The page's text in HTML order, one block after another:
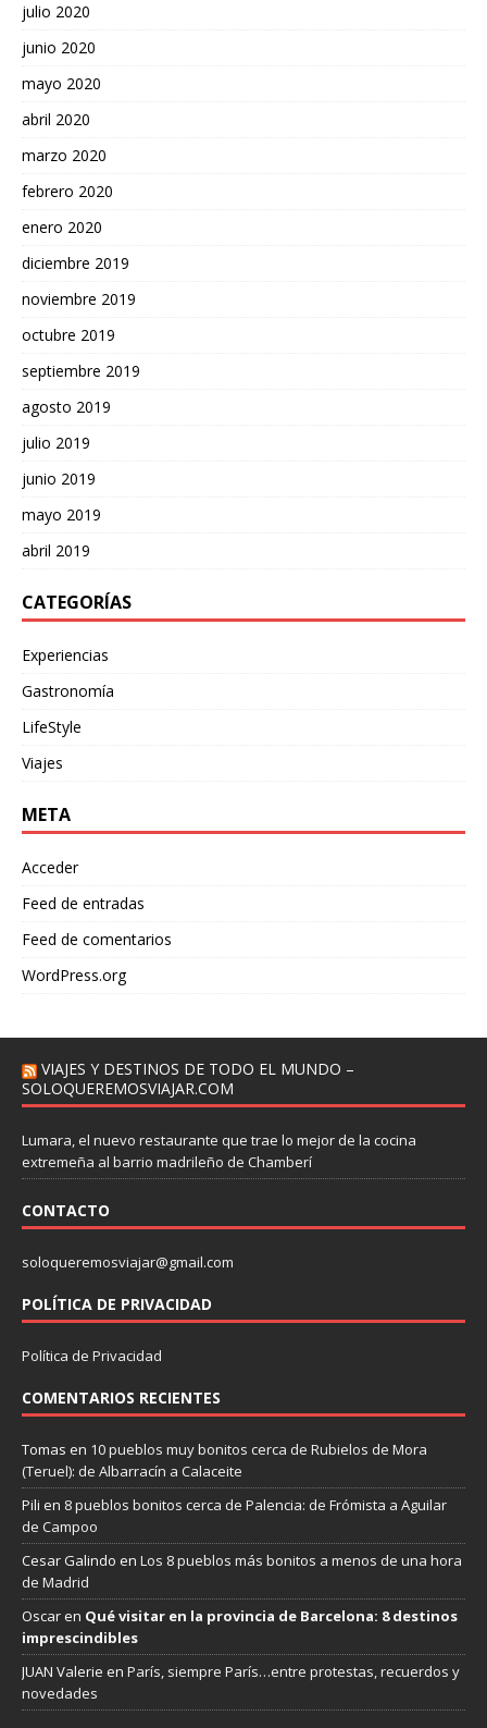
julio 2020
junio 2020
mayo 2020
abril 2020
marzo 2020
febrero 2020
enero 2020
diciembre 2019
noviembre 2019
octubre 2019
septiembre 2019
agosto 2019
julio 2019
junio 2019
mayo 2019
abril 2019
CATEGORÍAS
Experiencias
Gastronomía
LifeStyle
Viajes
META
Acceder
Feed de entradas
Feed de comentarios
WordPress.org
VIAJES Y DESTINOS DE TODO EL MUNDO –
SOLOQUEREMOSVIAJAR.COM
Lumara, el nuevo restaurante que trae lo mejor de la cocina
extremeña al barrio madrileño de Chamberí
CONTACTO
soloqueremosviajar@gmail.com
POLÍTICA DE PRIVACIDAD
Política de Privacidad
COMENTARIOS RECIENTES
Tomas en 10 pueblos muy bonitos cerca de Rubielos de Mora
(Teruel): de Albarracín a Calaceite
Pili en 8 pueblos bonitos cerca de Palencia: de Frómista a Aguilar
de Campoo
Cesar Galindo en Los 8 pueblos más bonitos a menos de una hora
de Madrid
Oscaren Qué visitar en la provincia de Barcelona: 8 destinos
imprescindibles
JUAN Valerie en París, siempre París…entre protestas, recuerdos y
novedades